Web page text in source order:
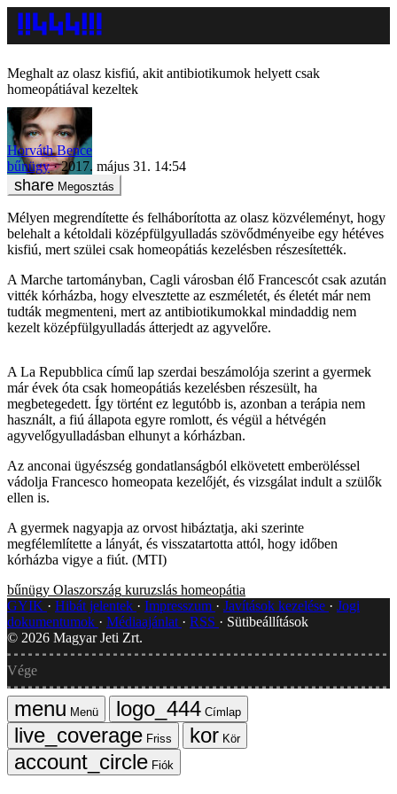
Meghalt az olasz kisfiú, akit antibiotikumok helyett csak
homeopátiával kezeltek
Horváth Bence
bűnügy
2017. május 31. 14:54
Megosztás
Mélyen megrendítette és felháborította az olasz közvéleményt, hogy
belehalt a kétoldali középfülgyulladás szövődményeibe egy hétéves
kisfiú, mert szülei csak homeopátiás kezelésben részesítették.
A Marche tartományban, Cagli városban élő Francescót csak azután
vitték kórházba, hogy elvesztette az eszméletét, és életét már nem
tudták megmenteni, mert az antibiotikumokkal mindaddig nem
kezelt középfülgyulladás átterjedt az agyvelőre.
A La Repubblica című lap szerdai beszámolója szerint a gyermek
már évek óta csak homeopátiás kezelésben részesült, ha
megbetegedett. Így történt ez legutóbb is, azonban a terápia nem
használt, a fiú állapota egyre romlott, és végül a hétvégén
agyvelőgyulladásban elhunyt a kórházban.
Az anconai ügyészség gondatlanságból elkövetett emberöléssel
vádolja Francesco homeopata kezelőjét, és vizsgálat indult a szülők
ellen is.
A gyermek nagyapja az orvost hibáztatja, aki szerinte
megfélemlítette a lányát, és visszatartotta attól, hogy időben
kórházba vigye a fiút. (MTI)
bűnügy Olaszország kuruzslás homeopátia
GYIK
Hibát jelentek Impresszum Javítások kezelése
Jogi
dokumentumok
Médiaajánlat RSS
Sütibeállítások
© 2026 Magyar Jeti Zrt.
Vége
Menü
Címlap
Friss
Kör
Fiók